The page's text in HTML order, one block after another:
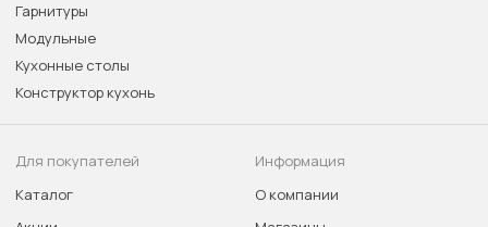
Гарнитуры
Модульные
Кухонные столы
Конструктор кухонь
Для покупателей
Каталог
Информация
О компании